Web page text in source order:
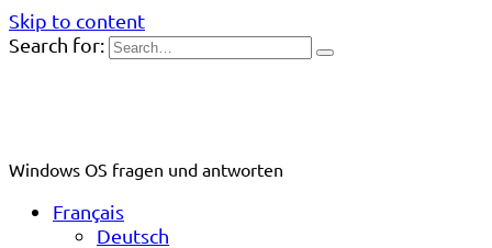
Skip to content
Search for:
Windows OS fragen und antworten
Français
Deutsch